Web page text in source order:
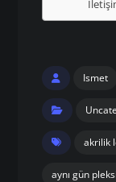
Ismet
akrilik
aynı gün